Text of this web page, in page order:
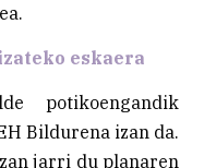
eskaera
potikoengandik
Bildurena izan da.
jarri du planaren